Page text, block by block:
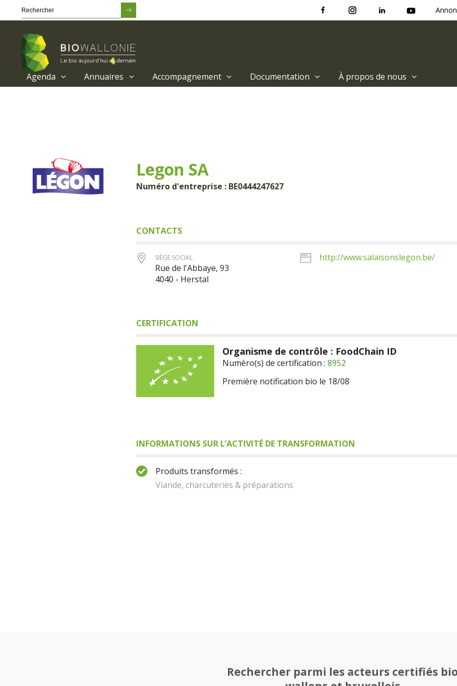
Agenda Annuaires Accompagnement Documentation À propos de nous
Legon SA
Numéro d'entreprise : BE0444247627
CONTACTS
SIÈGE SOCIAL
Rue de l'Abbaye, 93
4040 - Herstal
http://www.salaisonslegon.be/
CERTIFICATION
Organisme de contrôle : FoodChain ID
Numéro(s) de certification : 8952
Première notification bio le 18/08
INFORMATIONS SUR L’ACTIVITÉ DE TRANSFORMATION
Produits transformés :
Viande, charcuteries & préparations
Rechercher parmi les acteurs certifiés